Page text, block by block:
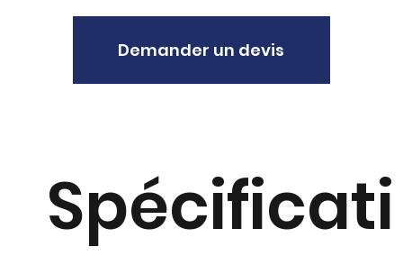
Demander un devis
Spécificati